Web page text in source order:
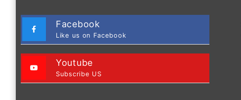
Facebook
Like us on Facebook
Youtube
Subscribe US